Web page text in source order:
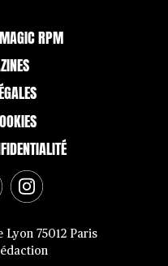
RPM
Lyon 75012 Paris